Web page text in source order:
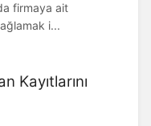
firmaya ait
i...
Kayıtlarını